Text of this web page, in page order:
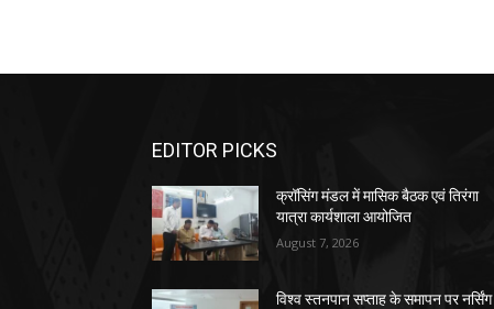
EDITOR PICKS
क्रॉसिंग मंडल में मासिक बैठक एवं तिरंगा
यात्रा कार्यशाला आयोजित
August 7, 2026
विश्व स्तनपान सप्ताह के समापन पर नर्सिंग